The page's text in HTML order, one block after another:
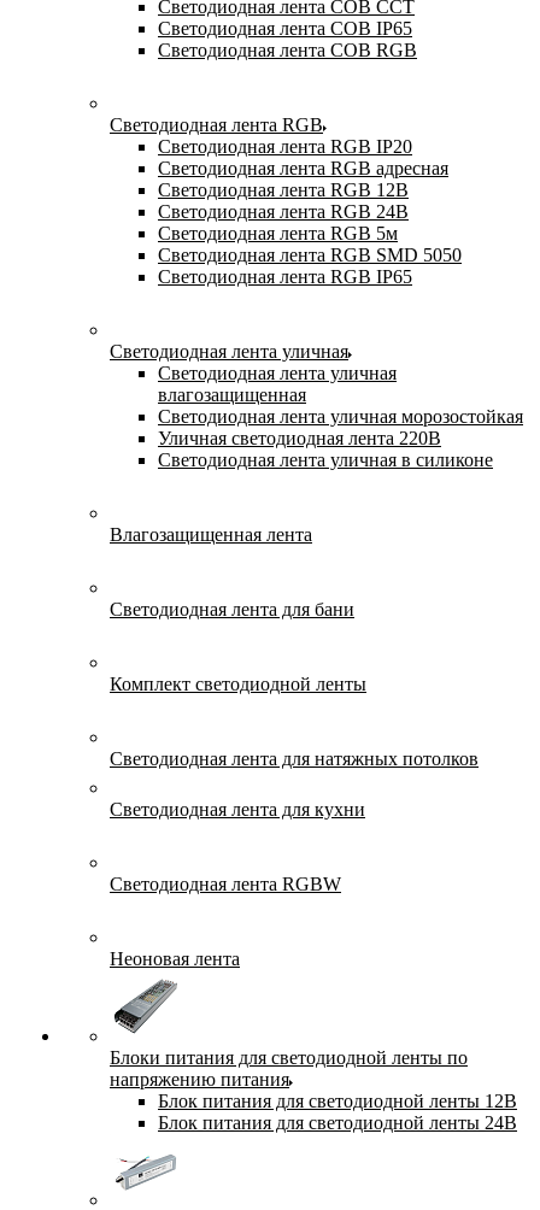
Светодиодная лента COB CCT
Светодиодная лента COB IP65
Светодиодная лента COB RGB
Светодиодная лента RGB
Светодиодная лента RGB IP20
Светодиодная лента RGB адресная
Светодиодная лента RGB 12В
Светодиодная лента RGB 24В
Светодиодная лента RGB 5м
Светодиодная лента RGB SMD 5050
Светодиодная лента RGB IP65
Светодиодная лента уличная
Светодиодная лента уличная
влагозащищенная
Светодиодная лента уличная морозостойкая
Уличная светодиодная лента 220В
Светодиодная лента уличная в силиконе
Влагозащищенная лента
Светодиодная лента для бани
Комплект светодиодной ленты
Светодиодная лента для натяжных потолков
Светодиодная лента для кухни
Светодиодная лента RGBW
Неоновая лента
Блоки питания для светодиодной ленты по
напряжению питания
Блок питания для светодиодной ленты 12В
Блок питания для светодиодной ленты 24В